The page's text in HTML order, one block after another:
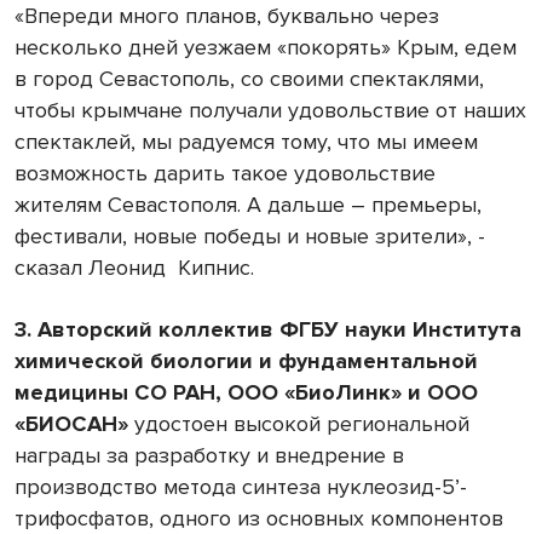
«Впереди много планов, буквально через
несколько дней уезжаем «покорять» Крым, едем
в город Севастополь, со своими спектаклями,
чтобы крымчане получали удовольствие от наших
спектаклей, мы радуемся тому, что мы имеем
возможность дарить такое удовольствие
жителям Севастополя. А дальше – премьеры,
фестивали, новые победы и новые зрители», -
сказал Леонид Кипнис.
3. Авторский коллектив ФГБУ науки Института
химической биологии и фундаментальной
медицины СО РАН, ООО «БиоЛинк» и ООО
«БИОСАН» удостоен высокой региональной
награды за разработку и внедрение в
производство метода синтеза нуклеозид-5’-
трифосфатов, одного из основных компонентов